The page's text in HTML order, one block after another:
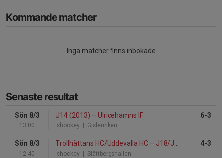
Kommande matcher
Inga matcher finns inbokade
Senaste resultat
Sön 8/3
13:00
U14 (2013) – Ulricehamns IF
Ishockey | Gislerinken
6-3
Sön 8/3
12:40
Trollhättans HC/Uddevalla HC – J18/J20
Ishockey | Slättbergshallen
4-3